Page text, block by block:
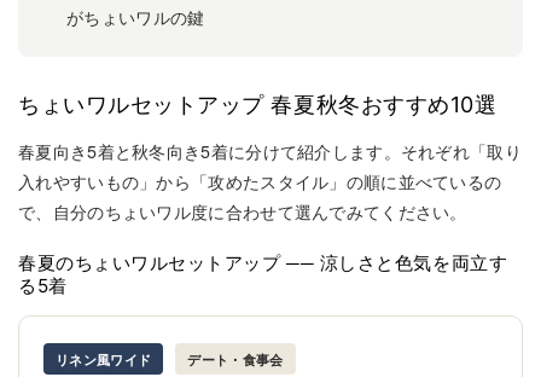
がちょいワルの鍵
ちょいワルセットアップ 春夏秋冬おすすめ10選
春夏向き5着と秋冬向き5着に分けて紹介します。それぞれ「取り
入れやすいもの」から「攻めたスタイル」の順に並べているの
で、自分のちょいワル度に合わせて選んでみてください。
春夏のちょいワルセットアップ ── 涼しさと色気を両立す
る5着
リネン風ワイド デート・食事会